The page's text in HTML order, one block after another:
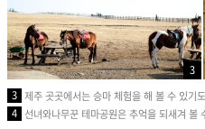
3
3 제주 곳곳에서는 승마 체험을 해 볼 수 있기
4 선녀와나무꾼 테마공원은 추억을 되새겨 볼